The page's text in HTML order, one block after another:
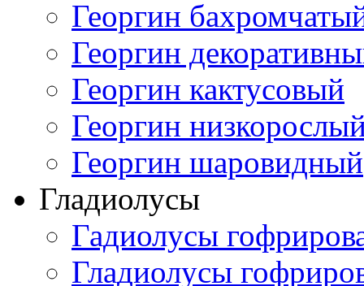
Георгин
Георгин
Георгин кактусовый
Георгин
Георгин шаровидный
Гладиолусы
Гадиолусы
Гладиолусы